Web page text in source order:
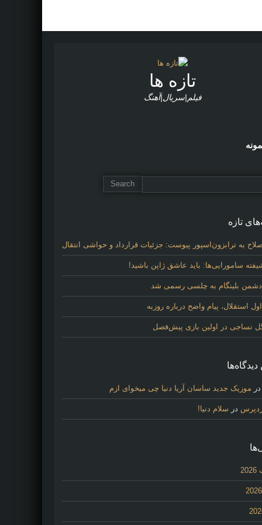
تازه ها
فیلم|سریال|آهنگ
تازه
به ترابزون‌اسپور پیوست: جزئیات قرارداد و حواشی انتقال
سامورایی‌ها: باید عاشق ژاپن باشید!
دشمن بلینگام به چلسی رسمی شد
استقلال، پیام واضح درباره روزبه
نساجی در اولین بازی پیش‌فصل
موزیک جدید ساسان آریا دنیا چی میخوای ازم
در سلام دنیا!